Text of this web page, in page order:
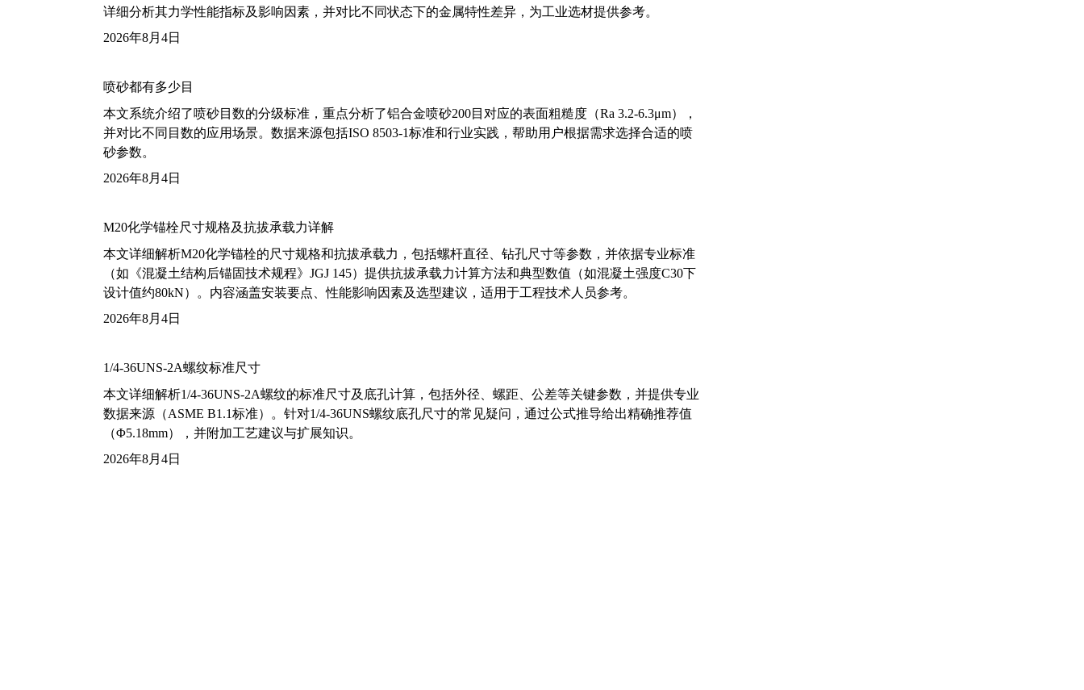
详细分析其力学性能指标及影响因素，并对比不同状态下的金属特性差异，为工业选材提供参考。
2026年8月4日
喷砂都有多少目
本文系统介绍了喷砂目数的分级标准，重点分析了铝合金喷砂200目对应的表面粗糙度（Ra 3.2-6.3μm），
并对比不同目数的应用场景。数据来源包括ISO 8503-1标准和行业实践，帮助用户根据需求选择合适的喷
砂参数。
2026年8月4日
M20化学锚栓尺寸规格及抗拔承载力详解
本文详细解析M20化学锚栓的尺寸规格和抗拔承载力，包括螺杆直径、钻孔尺寸等参数，并依据专业标准
（如《混凝土结构后锚固技术规程》JGJ 145）提供抗拔承载力计算方法和典型数值（如混凝土强度C30下
设计值约80kN）。内容涵盖安装要点、性能影响因素及选型建议，适用于工程技术人员参考。
2026年8月4日
1/4-36UNS-2A螺纹标准尺寸
本文详细解析1/4-36UNS-2A螺纹的标准尺寸及底孔计算，包括外径、螺距、公差等关键参数，并提供专业
数据来源（ASME B1.1标准）。针对1/4-36UNS螺纹底孔尺寸的常见疑问，通过公式推导给出精确推荐值
（Φ5.18mm），并附加工艺建议与扩展知识。
2026年8月4日